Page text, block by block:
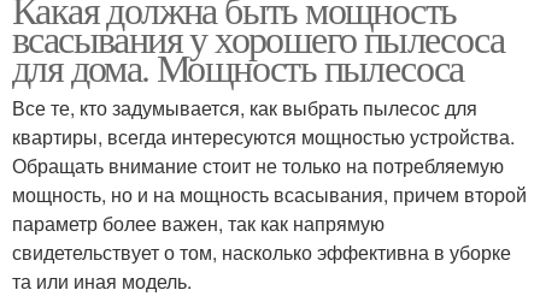
всасывания у хорошего пылесоса
для дома. Мощность пылесоса
Все те, кто задумывается, как выбрать пылесос для
квартиры, всегда интересуются мощностью устройства.
Обращать внимание стоит не только на потребляемую
мощность, но и на мощность всасывания, причем второй
параметр более важен, так как напрямую
свидетельствует о том, насколько эффективна в уборке
та или иная модель.